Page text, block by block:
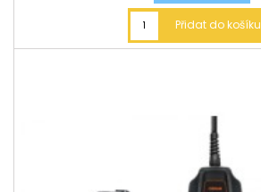
Přidat do košíku